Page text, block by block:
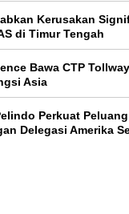
Kerusakan
di Timur Tengah
Bawa CTP
Asia
Perkuat
Delegasi Amerika